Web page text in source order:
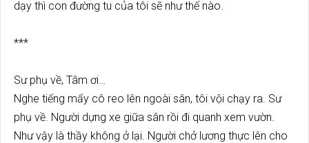
dạy thì con đường tu của tôi sẽ như thế nào.
***
Sư phụ về, Tâm ơi…
Nghe tiếng mấy cô reo lên ngoài sân, tôi vội chạy ra. Sư
phụ về. Người dựng xe giữa sân rồi đi quanh xem vườn.
Như vậy là thầy không ở lại. Người chở lương thực lên cho